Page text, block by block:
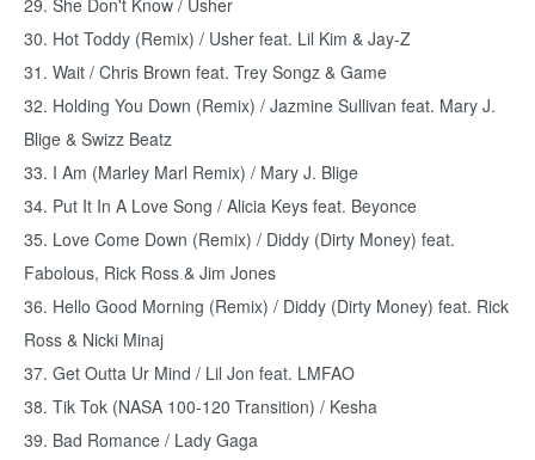
29. She Don't Know / Usher
30. Hot Toddy (Remix) / Usher feat. Lil Kim & Jay-Z
31. Wait / Chris Brown feat. Trey Songz & Game
32. Holding You Down (Remix) / Jazmine Sullivan feat. Mary J.
Blige & Swizz Beatz
33. I Am (Marley Marl Remix) / Mary J. Blige
34. Put It In A Love Song / Alicia Keys feat. Beyonce
35. Love Come Down (Remix) / Diddy (Dirty Money) feat.
Fabolous, Rick Ross & Jim Jones
36. Hello Good Morning (Remix) / Diddy (Dirty Money) feat. Rick
Ross & Nicki Minaj
37. Get Outta Ur Mind / Lil Jon feat. LMFAO
38. Tik Tok (NASA 100-120 Transition) / Kesha
39. Bad Romance / Lady Gaga